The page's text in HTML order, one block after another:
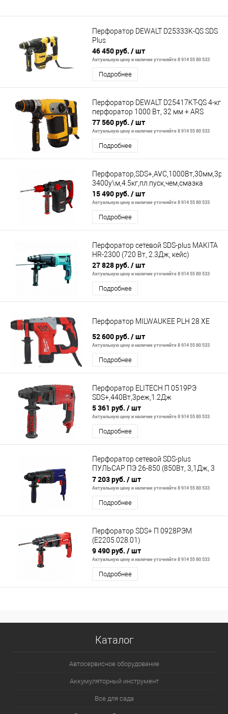
Перфоратор DEWALT D25333K-QS SDS
Plus
46 450 руб. / шт
Актуальную цену и наличие уточняйте 8 914 55 80 533
Подробнее
Перфоратор DEWALT D25417KT-QS 4-кг
перфоратор 1000 Вт, 32 мм + ARS
77 560 руб. / шт
Актуальную цену и наличие уточняйте 8 914 55 80 533
Подробнее
3400у\м,4.5кг,пл.пуск,чем,смазка
15 490 руб. / шт
Актуальную цену и наличие уточняйте 8 914 55 80 533
Подробнее
Перфоратор сетевой SDS-plus MAKITA
HR-2300 (720 Вт, 2.3Дж, кейс)
27 828 руб. / шт
Актуальную цену и наличие уточняйте 8 914 55 80 533
Подробнее
Перфоратор MILWAUKEE PLH 28 XE
52 600 руб. / шт
Актуальную цену и наличие уточняйте 8 914 55 80 533
Подробнее
Перфоратор ELITECH П 0519РЭ
SDS+,440Вт,3реж,1.2Дж
5 361 руб. / шт
Актуальную цену и наличие уточняйте 8 914 55 80 533
Подробнее
Перфоратор сетевой SDS-plus
ПУЛЬСАР ПЭ 26-850 (850Вт, 3,1Дж, 3
режима, 2,6кг)
7 203 руб. / шт
Актуальную цену и наличие уточняйте 8 914 55 80 533
Подробнее
Перфоратор SDS+ П 0928РЭМ
(E2205.028.01)
9 490 руб. / шт
Актуальную цену и наличие уточняйте 8 914 55 80 533
Подробнее
Каталог
Автосервисное оборудование
Аккумуляторный инструмент
Все для сада